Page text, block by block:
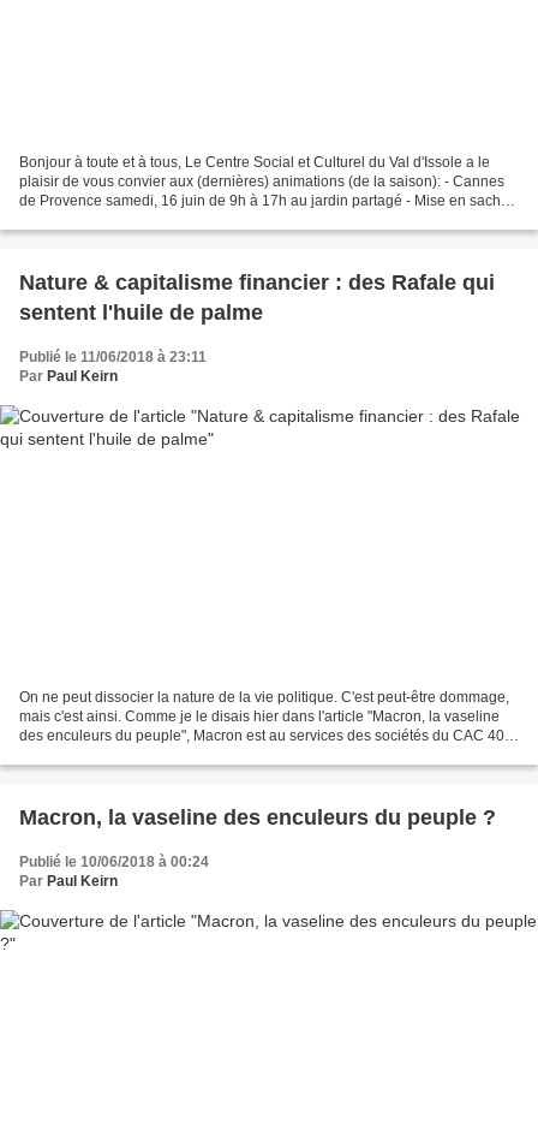
Bonjour à toute et à tous, Le Centre Social et Culturel du Val d'Issole a le
plaisir de vous convier aux (dernières) animations (de la saison): - Cannes
de Provence samedi, 16 juin de 9h à 17h au jardin partagé - Mise en sachet
Nature & capitalisme financier : des Rafale qui
sentent l'huile de palme
Publié le 11/06/2018 à 23:11
Par Paul Keirn
On ne peut dissocier la nature de la vie politique. C'est peut-être dommage,
mais c'est ainsi. Comme je le disais hier dans l'article "Macron, la vaseline
des enculeurs du peuple", Macron est au services des sociétés du CAC 40
Macron, la vaseline des enculeurs du peuple ?
Publié le 10/06/2018 à 00:24
Par Paul Keirn